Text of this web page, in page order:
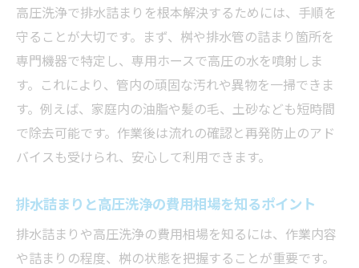
高圧洗浄で排水詰まりを根本解決するためには、手順を
守ることが大切です。まず、桝や排水管の詰まり箇所を
専門機器で特定し、専用ホースで高圧の水を噴射しま
す。これにより、管内の頑固な汚れや異物を一掃できま
す。例えば、家庭内の油脂や髪の毛、土砂なども短時間
で除去可能です。作業後は流れの確認と再発防止のアド
バイスも受けられ、安心して利用できます。
排水詰まりと高圧洗浄の費用相場を知るポイント
排水詰まりや高圧洗浄の費用相場を知るには、作業内容
や詰まりの程度、桝の状態を把握することが重要です。